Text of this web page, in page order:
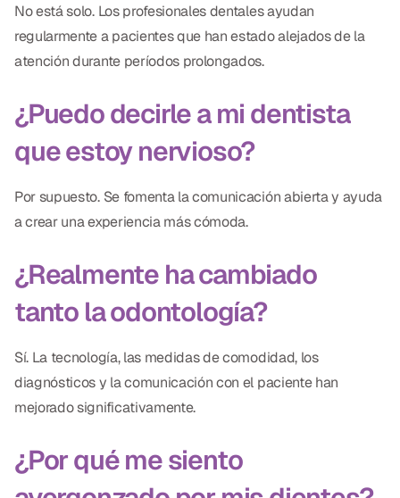
No está solo. Los profesionales dentales ayudan
regularmente a pacientes que han estado alejados de la
atención durante períodos prolongados.
¿Puedo decirle a mi dentista
que estoy nervioso?
Por supuesto. Se fomenta la comunicación abierta y ayuda
a crear una experiencia más cómoda.
¿Realmente ha cambiado
tanto la odontología?
Sí. La tecnología, las medidas de comodidad, los
diagnósticos y la comunicación con el paciente han
mejorado significativamente.
¿Por qué me siento